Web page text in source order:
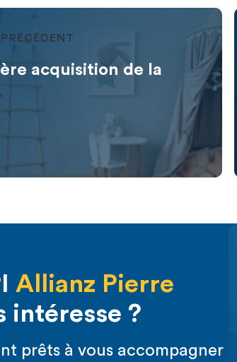
acquisition de la
Allianz Pierre
intéresse ?
prêts à vous accompagner